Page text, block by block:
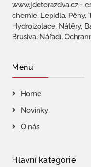
www.jdetorazdva.cz -
chemie, Lepidla, Pěny,
Hydroizolace, Nátěry,
Brusiva, Nářadí,
Menu
Home
Novinky
O nás
Hlavní kategorie